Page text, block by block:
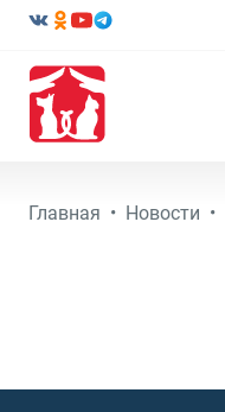
Главная • Новости •